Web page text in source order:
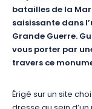
batailles de la
saisissante dans
Grande Guerre.
vous porter par
travers ce
Érigé sur un site